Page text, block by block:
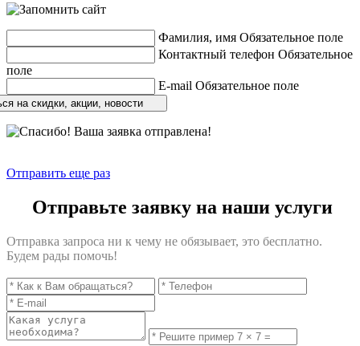
Фамилия, имя Обязательное поле
Контактный телефон Обязательное
поле
E-mail Обязательное поле
на скидки, акции, новости
Отправить еще раз
Отправьте заявку на наши услуги
Отправка запроса ни к чему не обязывает, это бесплатно.
Будем рады помочь!